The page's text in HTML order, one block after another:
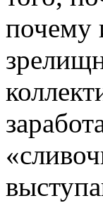
почему